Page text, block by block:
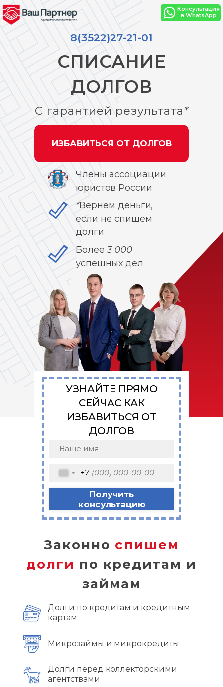
СПИСАНИЕ
ДОЛГОВ
ИЗБАВИТЬСЯ ОТ ДОЛГОВ
8(3522)27-21-01
Консультация
в WhatsApp
*Вернем деньги,
если не спишем
долги
Более 3 000
успешных дел
С гарантией результата*
Члены ассоциации
юристов России
+7
Получить
консультацию
УЗНАЙТЕ ПРЯМО
СЕЙЧАС КАК
ИЗБАВИТЬСЯ ОТ
ДОЛГОВ
Долги перед коллекторскими
агентствами
Долги по кредитам и кредитным
картам
Микрозаймы и микрокредиты
Законно спишем
долги по кредитам и
займам